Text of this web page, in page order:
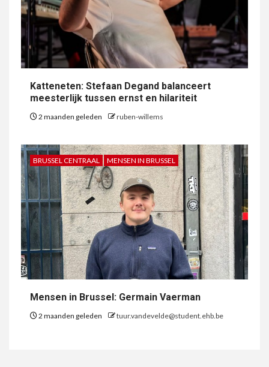
Katteneten: Stefaan Degand balanceert
meesterlijk tussen ernst en hilariteit
2 maanden geleden ruben-willems
BRUSSEL CENTRAAL MENSEN IN BRUSSEL
Mensen in Brussel: Germain Vaerman
2 maanden geleden tuur.vandevelde@student.ehb.be